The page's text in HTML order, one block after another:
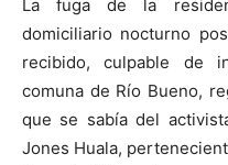
La fuga de la
domiciliario nocturno
recibido, culpable de
comuna de Río Bueno,
que se sabía del
Jones Huala,